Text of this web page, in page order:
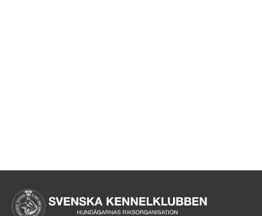
Sidinformation och
Köpa hund startsida